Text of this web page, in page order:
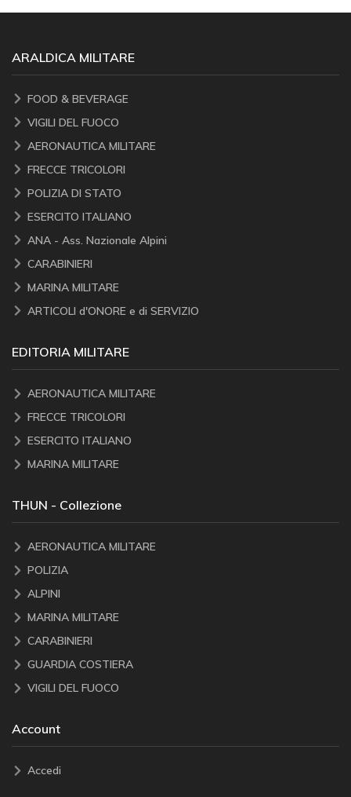
ARALDICA MILITARE
FOOD & BEVERAGE
VIGILI DEL FUOCO
AERONAUTICA MILITARE
FRECCE TRICOLORI
POLIZIA DI STATO
ESERCITO ITALIANO
ANA - Ass. Nazionale Alpini
CARABINIERI
MARINA MILITARE
ARTICOLI d'ONORE e di SERVIZIO
EDITORIA MILITARE
AERONAUTICA MILITARE
FRECCE TRICOLORI
ESERCITO ITALIANO
MARINA MILITARE
THUN - Collezione
AERONAUTICA MILITARE
POLIZIA
ALPINI
MARINA MILITARE
CARABINIERI
GUARDIA COSTIERA
VIGILI DEL FUOCO
Account
Accedi